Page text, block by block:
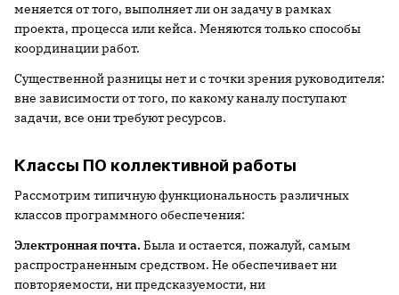
меняется от того, выполняет ли он задачу в рамках
проекта, процесса или кейса. Меняются только способы
координации работ.
Существенной разницы нет и с точки зрения руководителя:
вне зависимости от того, по какому каналу поступают
задачи, все они требуют ресурсов.
Классы ПО коллективной работы
Рассмотрим типичную функциональность различных
классов программного обеспечения:
Электронная почта. Была и остается, пожалуй, самым
распространенным средством. Не обеспечивает ни
повторяемости, ни предсказуемости, ни